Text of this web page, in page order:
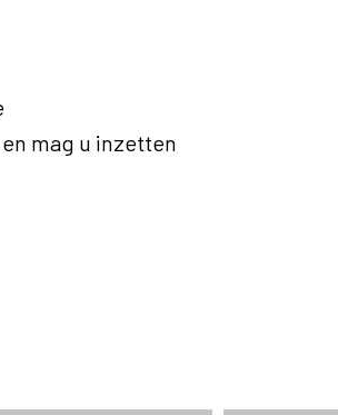
mag u inzetten